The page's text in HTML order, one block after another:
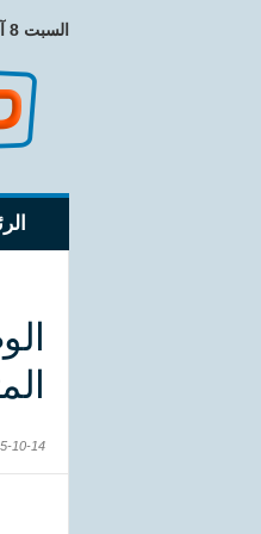
السبت 8 آب (أغسطس) 2026
2025-10-14